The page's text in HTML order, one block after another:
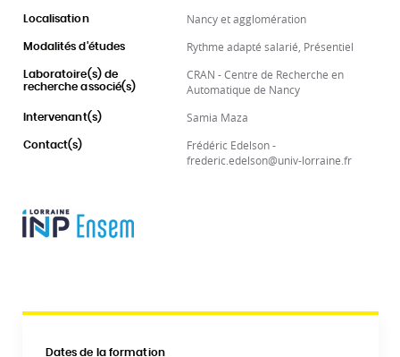
Localisation Nancy et agglomération
Modalités d'études Rythme adapté salarié, Présentiel
Laboratoire(s) de
recherche associé(s)
CRAN - Centre de Recherche en
Automatique de Nancy
Intervenant(s) Samia Maza
Contact(s)
Frédéric Edelson -
frederic.edelson@univ-lorraine.fr
Dates de la formation